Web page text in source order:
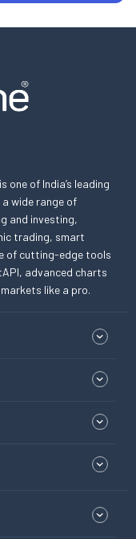
one of India’s leading
wide range of
and investing,
trading, smart
of cutting-edge tools
advanced charts
like a pro.